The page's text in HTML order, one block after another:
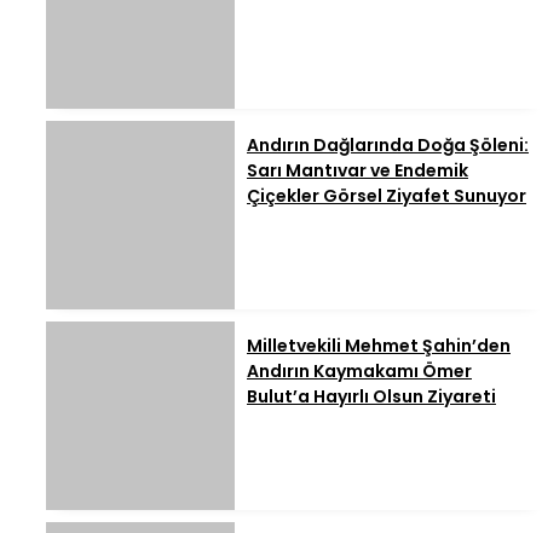
Andırın Dağlarında Doğa Şöleni:
Sarı Mantıvar ve Endemik
Çiçekler Görsel Ziyafet Sunuyor
Milletvekili Mehmet Şahin’den
Andırın Kaymakamı Ömer
Bulut’a Hayırlı Olsun Ziyareti